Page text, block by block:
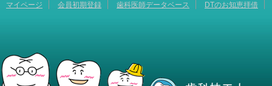
マイページ 会員初期登録 歯科医師データベース DTのお知恵拝借